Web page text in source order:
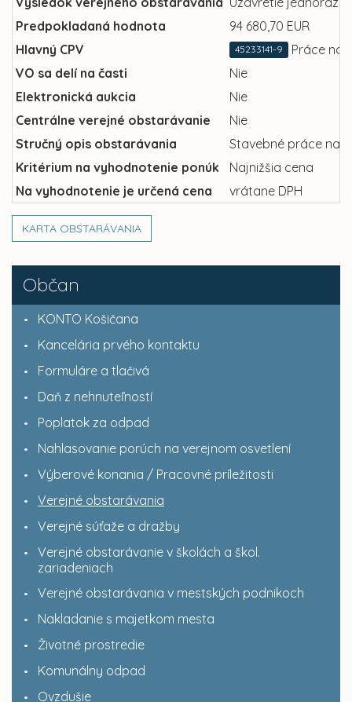
Občan
KONTO Košičana
Kancelária prvého kontaktu
Formuláre a tlačivá
Daň z nehnuteľností
Poplatok za odpad
Nahlasovanie porúch na verejnom osvetlení
Výberové konania / Pracovné príležitosti
Verejné obstarávania
Verejné súťaže a dražby
Verejné obstarávanie v školách a škol.
zariadeniach
Verejné obstarávania v mestských podnikoch
Nakladanie s majetkom mesta
Životné prostredie
Komunálny odpad
Ovzdušie
Predpokladaná hodnota
94 680,70 EUR
Hlavný CPV
45233141-9
Práce na
VO sa delí na časti
Nie
Elektronická aukcia
Nie
Centrálne verejné obstarávanie
Nie
Stručný opis obstarávania
Stavebné práce na
Kritérium na vyhodnotenie ponúk
Najnižšia cena
Na vyhodnotenie je určená cena
vrátane DPH
KARTA OBSTARÁVANIA